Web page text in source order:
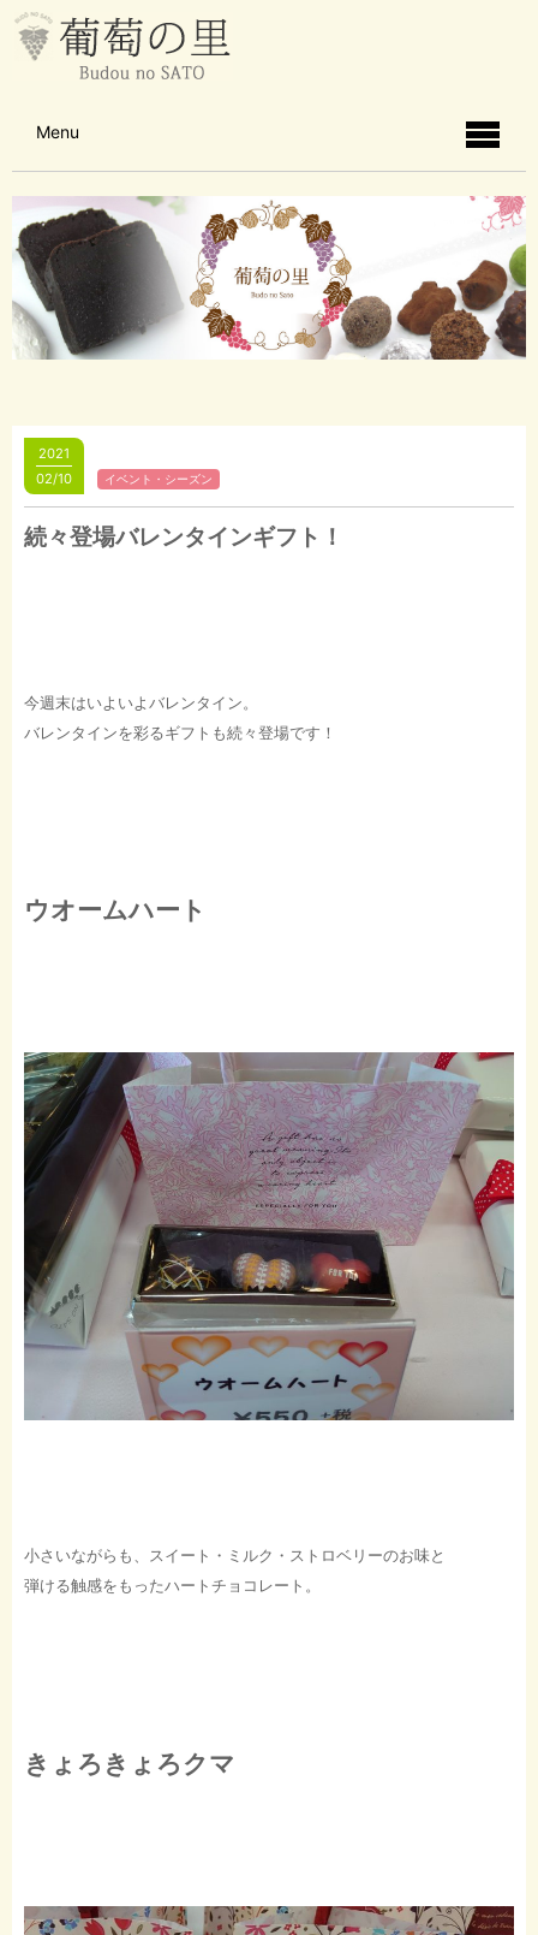
Menu
2021
02/10
イベント・シーズン
続々登場バレンタインギフト！
今週末はいよいよバレンタイン。
バレンタインを彩るギフトも続々登場です！
ウオームハート
小さいながらも、スイート・ミルク・ストロベリーのお味と
弾ける触感をもったハートチョコレート。
きょろきょろクマ